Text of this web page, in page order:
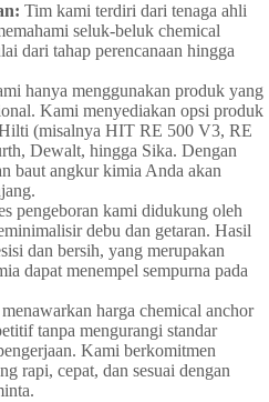
Tim kami terdiri dari tenaga ahli
seluk-beluk chemical
dari tahap perencanaan hingga
hanya menggunakan produk yang
Kami menyediakan opsi produk
(misalnya HIT RE 500 V3, RE
Dewalt, hingga Sika. Dengan
baut angkur kimia Anda akan
pengeboran kami didukung oleh
debu dan getaran. Hasil
dan bersih, yang merupakan
dapat menempel sempurna pada
harga chemical anchor
tanpa mengurangi standar
Kami berkomitmen
rapi, cepat, dan sesuai dengan